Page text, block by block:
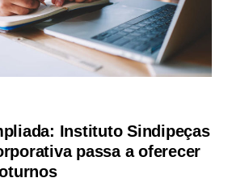
Instituto Sindipeças
passa a oferecer